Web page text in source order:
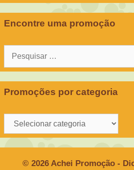
Encontre uma promoção
Pesquisar
Promoções por categoria
Promoções
por
© 2026 Achei Promoção -